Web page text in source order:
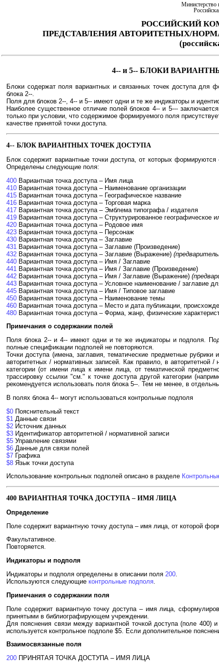
Министерство
РОССИЙСКИЙ
ПРЕДСТАВЛЕНИЯ АВТОРИТЕТНЫХ/
4-- и 5-- БЛОКИ
Блоки содержат поля вариантных и связанных точек доступа для
блока 2--.
Поля для блоков 2--, 4-- и 5-- имеют одни и те же индикаторы и
Наиболее существенное отличие полей блоков 4-- и 5---
только при условии, что содержимое формируемого поля
качестве принятой точки доступа.
4-- БЛОК ВАРИАНТНЫХ ТОЧЕК ДОСТУПА
Блок содержит вариантные точки доступа, от которых
Определены следующие поля:
400 Вариантная точка доступа – Имя лица
410 Вариантная точка доступа – Наименование организации
415 Вариантная точка доступа – Географическое название
416 Вариантная точка доступа – Торговая марка
417 Вариантная точка доступа – Эмблема типографа / издателя
419 Вариантная точка доступа – Структурированное географическое
420 Вариантная точка доступа – Родовое имя
423 Вариантная точка доступа – Персонаж
430 Вариантная точка доступа – Заглавие
431 Вариантная точка доступа – Заглавие (Произведение)
432 Вариантная точка доступа – Заглавие (Выражение)
440 Вариантная точка доступа – Имя / Заглавие
441 Вариантная точка доступа – Имя / Заглавие (Произведение)
442 Вариантная точка доступа – Имя / Заглавие (Выражение)
443 Вариантная точка доступа – Условное наименование / заглавие
445 Вариантная точка доступа – Имя / Типовое заглавие
450 Вариантная точка доступа – Наименование темы
460 Вариантная точка доступа – Место и дата публикации,
480 Вариантная точка доступа – Форма, жанр, физические
Примечания о содержании полей
Поля блока 2-- и 4-- имеют одни и те же индикаторы и подполя.
полные спецификации подполей не повторяются.
Точки доступа (имена, заглавия, тематические предметные
авторитетных / нормативных записей. Как правило, в
категории (от имени лица к имени лица, от тематической
трассировку ссылки "см." к точке доступа другой категории
рекомендуется использовать поля блока 5--. Тем не менее, в
В полях блока 4-- могут использоваться контрольные подполя
$0 Пояснительный текст
$1 Данные связи
$2 Источник данных
$3 Идентификатор авторитетной / нормативной записи
$5 Управление связями
$6 Данные для связи полей
$7 Графика
$8 Язык точки доступа
Использование контрольных подполей описано в разделе
400 ВАРИАНТНАЯ ТОЧКА ДОСТУПА – ИМЯ ЛИЦА
Определение
Поле содержит вариантную точку доступа – имя лица, от которой
Факультативное.
Повторяется.
Индикаторы и подполя
Индикаторы и подполя определены в описании поля 200.
Используются следующие контрольные подполя.
Примечания о содержании поля
Поле содержит вариантную точку доступа – имя лица,
принятыми в библиографирующем учреждении.
Для пояснения связи между вариантной точкой доступа (поле
используется контрольное подполе $5. Если дополнительное
Взаимосвязанные поля
200 ПРИНЯТАЯ ТОЧКА ДОСТУПА – ИМЯ ЛИЦА